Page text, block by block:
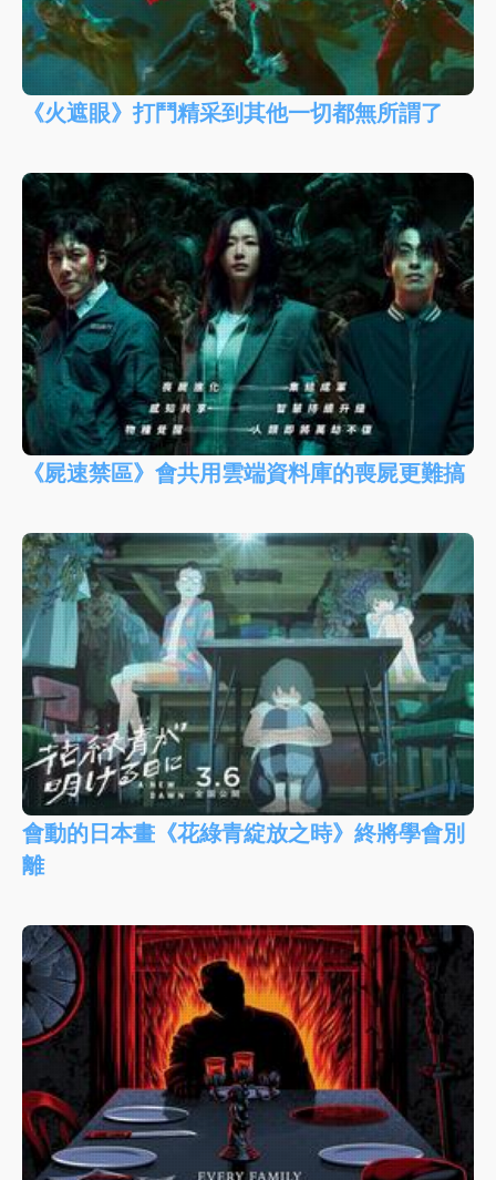
《火遮眼》打鬥精采到其他一切都無所謂了
《屍速禁區》會共用雲端資料庫的喪屍更難搞
會動的日本畫《花綠青綻放之時》終將學會別
離